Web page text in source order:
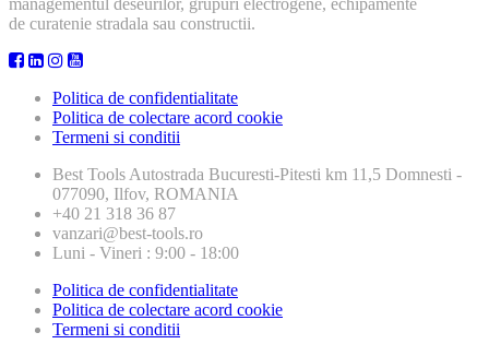
managementul deseurilor, grupuri electrogene, echipamente
de curatenie stradala sau constructii.
Politica de confidentialitate
Politica de colectare acord cookie
Termeni si conditii
Best ToolsAutostrada Bucuresti-Pitesti km 11,5 Domnesti -
077090, Ilfov, ROMANIA
+40 21 318 36 87
vanzari@best-tools.ro
Luni - Vineri : 9:00 - 18:00
Politica de confidentialitate
Politica de colectare acord cookie
Termeni si conditii